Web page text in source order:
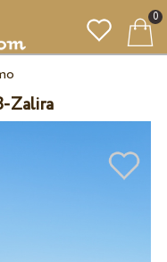
0
Zalira